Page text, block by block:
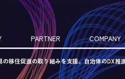
PARTNER COMPANY
の移住促進の取り組みを支援。自治体のDX推